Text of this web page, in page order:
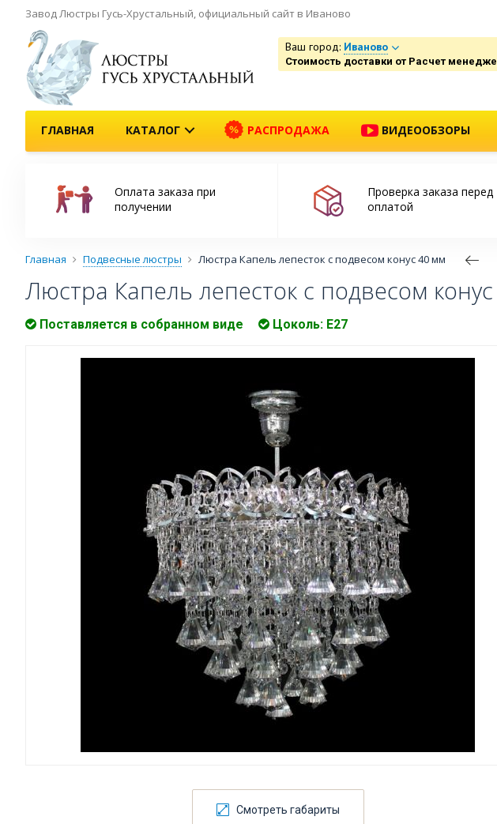
Завод Люстры Гусь-Хрустальный, официальный сайт в Иваново
Ваш город: Иваново
Стоимость доставки от Расчет
ГЛАВНАЯ КАТАЛОГ РАСПРОДАЖА ВИДЕООБЗОРЫ
Оплата заказа при
получении
Проверка заказа перед
оплатой
Главная Подвесные люстры Люстра Капель лепесток с подвесом конус 40 мм
Люстра Капель лепесток с подвесом
Поставляется в собранном виде Цоколь: Е27
Смотреть габариты